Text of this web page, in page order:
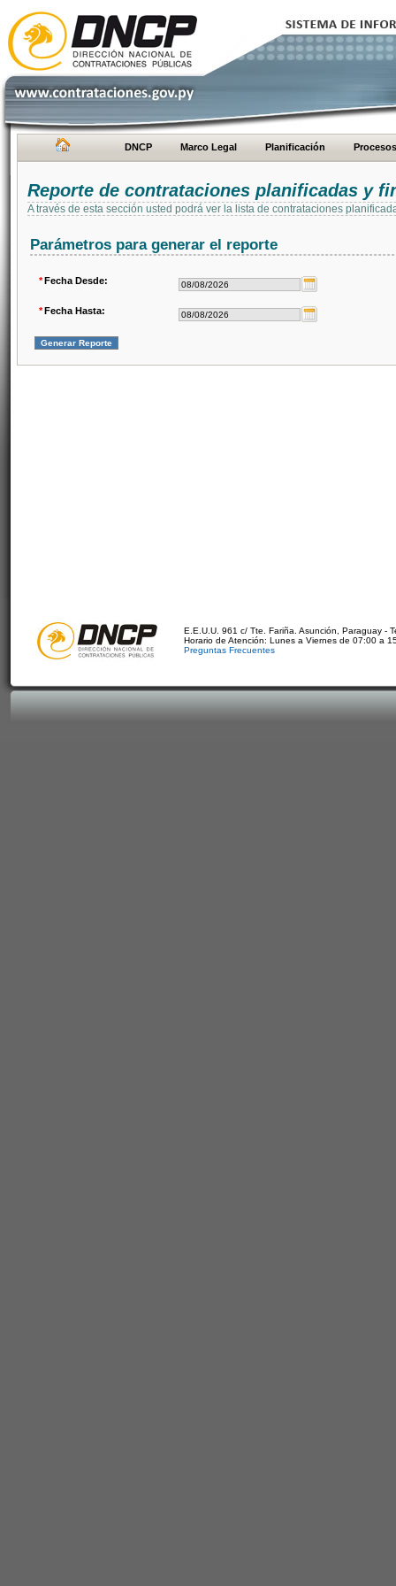
DNCP Marco Legal Planificación Procesos
Reporte de contrataciones planificadas y
A través de esta sección usted podrá ver la lista de contrataciones
Parámetros para generar el reporte
*Fecha Desde:
*Fecha Hasta:
E.E.U.U. 961 c/ Tte. Fariña. Asunción, Paraguay -
Horario de Atención: Lunes a Viernes de 07:00 a
Preguntas Frecuentes